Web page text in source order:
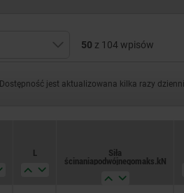
15
30
50 z 104 wpisów
Dostępność jest aktualizowana kilka razy
L Siła
ścinania podwójnego maks.kN